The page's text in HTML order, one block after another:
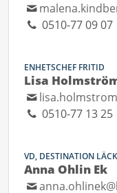
0510-77 09 07
ENHETSCHEF FRITID
Lisa
0510-77 13 25
VD, DESTINATION
Anna Ohlin Ek